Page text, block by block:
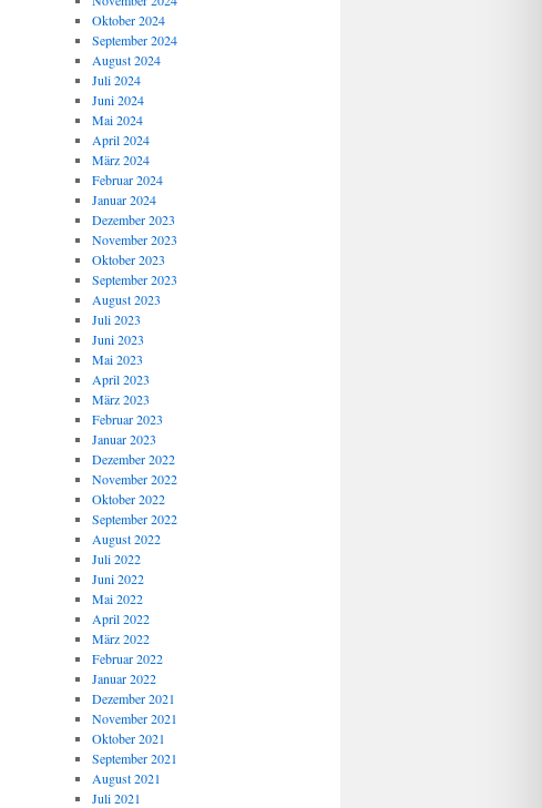
Oktober 2024
September 2024
August 2024
Juli 2024
Juni 2024
Mai 2024
April 2024
März 2024
Februar 2024
Januar 2024
Dezember 2023
November 2023
Oktober 2023
September 2023
August 2023
Juli 2023
Juni 2023
Mai 2023
April 2023
März 2023
Februar 2023
Januar 2023
Dezember 2022
November 2022
Oktober 2022
September 2022
August 2022
Juli 2022
Juni 2022
Mai 2022
April 2022
März 2022
Februar 2022
Januar 2022
Dezember 2021
November 2021
Oktober 2021
September 2021
August 2021
Juli 2021